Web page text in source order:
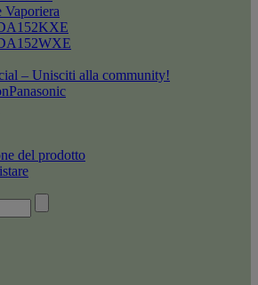
Vaporiera
– Unisciti alla community!
del prodotto